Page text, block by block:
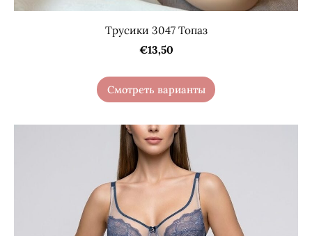
Трусики 3047 Топаз
€13,50
Смотреть варианты